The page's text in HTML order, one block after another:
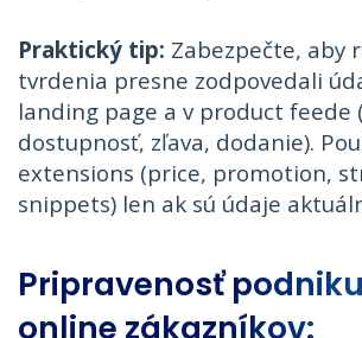
Praktický tip: Zabezpečte, aby
tvrdenia presne zodpovedali
landing page a v product feede
dostupnosť, zľava, dodanie).
extensions (price, promotion,
snippets) len ak sú údaje
Pripravenosť
online zákazníkov: